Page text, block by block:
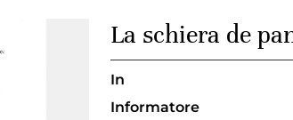
La schiera de
In
Informatore